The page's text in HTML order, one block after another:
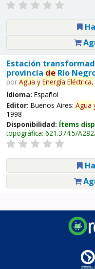
Estación
provincia deRío
por Agua y Energía Eléctrica,
Idioma: Español
Editor: Buenos Aires: Agua
1998
Disponibilidad: Ítems
topográfica: 621.374.5/